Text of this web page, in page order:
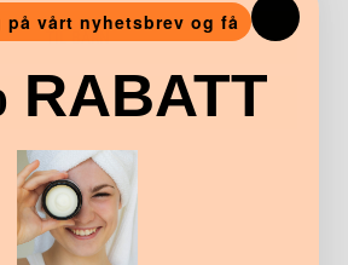
TIL BARN
PLEIENDE
på vårt nyhetsbrev og få
RABATT